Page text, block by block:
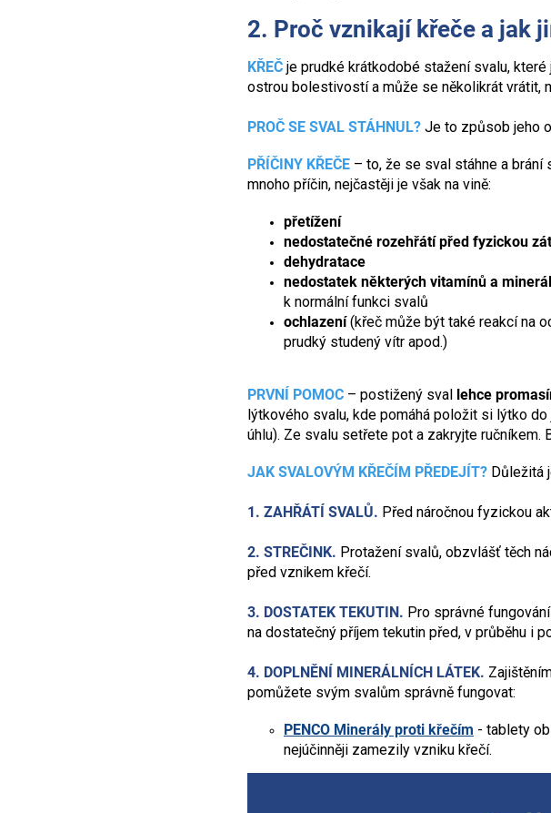
2. Proč vznikají křeče a jak
KŘEČ je prudké krátkodobé stažení svalu,
ostrou bolestivostí a může se několikrát vrátit,
PROČ SE SVAL STÁHNUL? Je to způsob jeho
PŘÍČINY KŘEČE – to, že se sval stáhne a brání
mnoho příčin, nejčastěji je však na vině:
přetížení
nedostatečné rozehřátí před fyzickou
dehydratace
nedostatek některých vitamínů a
k normální funkci svalů
ochlazení(křeč může být také reakcí na
prudký studený vítr apod.)
PRVNÍ POMOC – postižený sval lehce
lýtkového svalu, kde pomáhá položit si lýtko
úhlu). Ze svalu setřete pot a zakryjte
JAK SVALOVÝM KŘEČÍM PŘEDEJÍT? Důležitá
1. ZAHŘÁTÍ SVALŮ. Před náročnou fyzickou
2. STREČINK. Protažení svalů, obzvlášť těch
před vznikem křečí.
3. DOSTATEK TEKUTIN. Pro správné
na dostatečný příjem tekutin před, v průběhu i
4. DOPLNĚNÍ MINERÁLNÍCH LÁTEK.
pomůžete svým svalům správně fungovat:
PENCO Minerály proti křečím - tablety
nejúčinněji zamezily vzniku křečí.